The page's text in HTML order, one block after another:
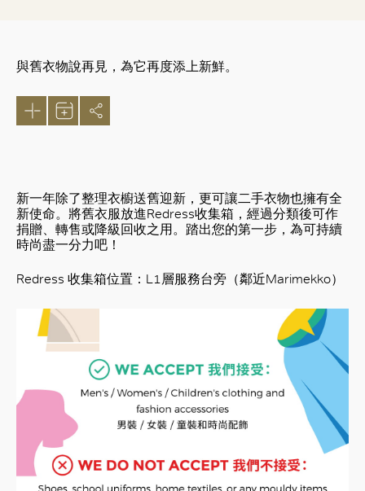
與舊衣物說再見，為它再度添上新鮮。
新一年除了整理衣櫥送舊迎新，更可讓二手衣物也擁有全
新使命。將舊衣服放進Redress收集箱，經過分類後可作
捐贈、轉售或降級回收之用。踏出您的第一步，為可持續
時尚盡一分力吧！
Redress 收集箱位置：L1層服務台旁（鄰近Marimekko）